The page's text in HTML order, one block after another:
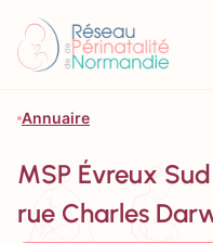
Annuaire
MSP Évreux
rue Charles